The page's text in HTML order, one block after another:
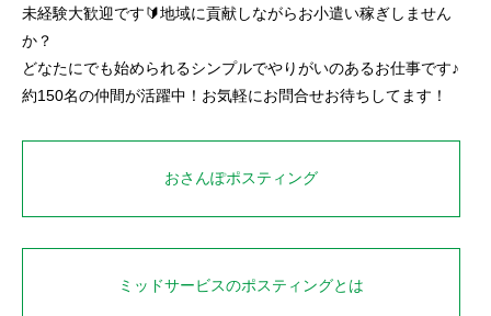
未経験大歓迎です🔰地域に貢献しながらお小遣い稼ぎしません
か？
どなたにでも始められるシンプルでやりがいのあるお仕事です♪
約150名の仲間が活躍中！お気軽にお問合せお待ちしてます！
おさんぽポスティング
ミッドサービスのポスティングとは